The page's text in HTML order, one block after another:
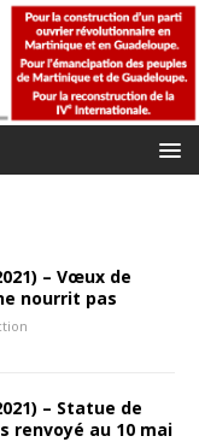
– Vœux de
nourrit pas
– Statue de
renvoyé au 10 mai